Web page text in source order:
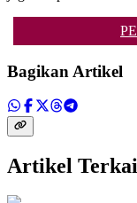
Bagikan Artikel
Artikel